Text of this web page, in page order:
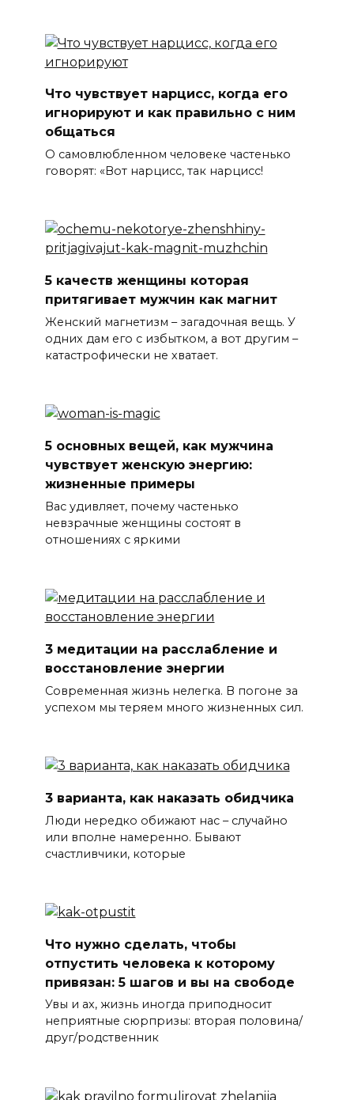
Что чувствует нарцисс, когда его
игнорируют и как правильно с ним
общаться
О самовлюбленном человеке частенько
говорят: «Вот нарцисс, так нарцисс!
5 качеств женщины которая
притягивает мужчин как магнит
Женский магнетизм – загадочная вещь. У
одних дам его с избытком, а вот другим –
катастрофически не хватает.
5 основных вещей, как мужчина
чувствует женскую энергию:
жизненные примеры
Вас удивляет, почему частенько
невзрачные женщины состоят в
отношениях с яркими
3 медитации на расслабление и
восстановление энергии
Современная жизнь нелегка. В погоне за
успехом мы теряем много жизненных сил.
3 варианта, как наказать обидчика
Люди нередко обижают нас – случайно
или вполне намеренно. Бывают
счастливчики, которые
Что нужно сделать, чтобы
отпустить человека к которому
привязан: 5 шагов и вы на свободе
Увы и ах, жизнь иногда приподносит
неприятные сюрпризы: вторая половина/
друг/родственник